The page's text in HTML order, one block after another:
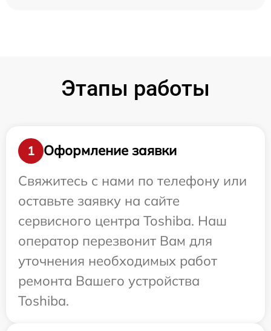
Этапы работы
1
Оформление заявки
Свяжитесь с нами по телефону или
оставьте заявку на сайте
сервисного центра Toshiba. Наш
оператор перезвонит Вам для
уточнения необходимых работ
ремонта Вашего устройства
Toshiba.